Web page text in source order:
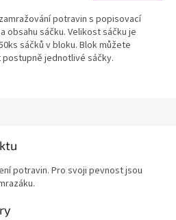
potravin s popisovací
obsahu sáčku. Velikost sáčku je
sáčků v bloku. Blok můžete
jednotlivé sáčky.
potravin. Pro svoji pevnost jsou